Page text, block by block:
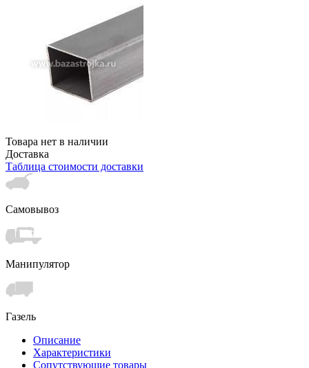
Товара нет в наличии
Доставка
Таблица стоимости доставки
Самовывоз
Манипулятор
Газель
Описание
Характеристики
Сопутствующие товары